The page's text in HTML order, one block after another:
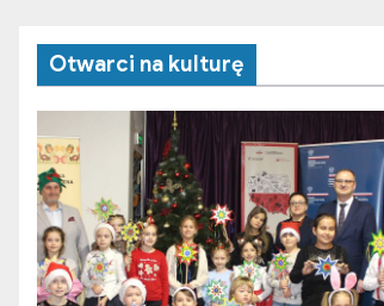
Otwarci na kulturę